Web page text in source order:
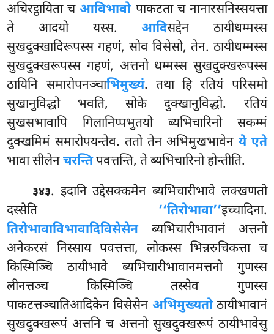
अचिरट्ठायिता चआविभावोपाकटता च नानारसनिस्सयत्ता
ते आदयो यस्स.आदिसद्देन ठायीधम्मस्स
सुखदुक्खादिरूपस्स गहणं, सोव विसेसो, तेन. ठायीधम्मस्स
सुखदुक्खरूपस्स गहणं, अत्तनो धम्मस्स सुखदुक्खरूपस्स
ठायिनि समारोपनञ्चाभिमुख्यं. तथा हि रतियं परिसमो
सुखानुविद्धो भवति, सोके दुक्खानुविद्धो. रतियं
सुखसभावापि गिलानिप्पभुतयो ब्यभिचारिनो सकम्मं
दुक्खमिमं समारोपयन्तेव. ततो तेन अभिमुखभावेनये एते
भावा सीलेनचरन्तिपवत्तन्ति, ते ब्यभिचारिनो होन्तीति.
३४३. इदानि उद्देसक्कमेन ब्यभिचारीभावे लक्खणतो
दस्सेति ‘‘तिरोभावा’’इच्चादिना.
तिरोभावाविभावादिविसेसेनब्यभिचारीभावानं अत्तनो
अनेकरसं निस्साय पवत्तत्ता, लोकस्स भिन्नरुचिकत्ता च
किस्मिञ्चि ठायीभावे ब्यभिचारीभावानमत्तनो गुणस्स
लीनत्तञ्च किस्मिञ्चि तस्सेव गुणस्स
पाकटत्तञ्चातिआदिकेन विसेसेन अभिमुख्यतोठायीभावानं
सुखदुक्खरूपं अत्तनि च अत्तनो सुखदुक्खरूपं ठायीभावेसु